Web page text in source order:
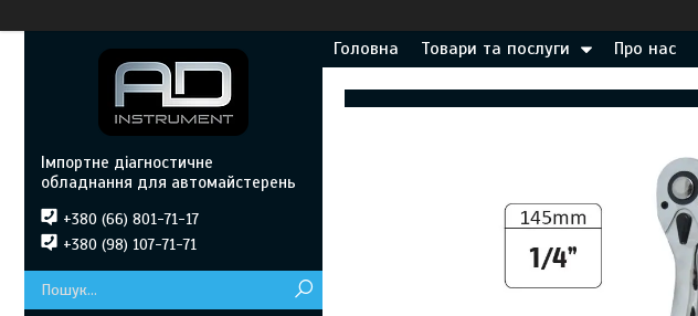
Головна Товари та послуги Про нас
Імпортне діагностичне
обладнання для автомайстерень
+380 (66) 801-71-17
+380 (98) 107-71-71